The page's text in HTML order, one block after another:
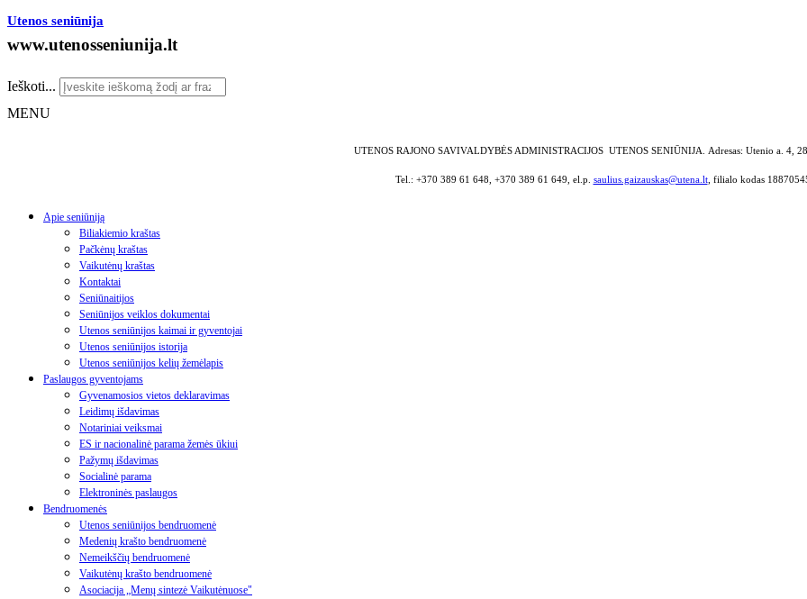
Utenos seniūnija
www.utenosseniunija.lt
Ieškoti...
MENU
UTENOS RAJONO SAVIVALDYBĖS ADMINISTRACIJOS UTENOS SENIŪNIJA. Adresas: Utenio a. 4,
Tel.: +370 389 61 648, +370 389 61 649, el.p. saulius.gaizauskas@utena.lt, filialo kodas
Apie seniūniją
Biliakiemio kraštas
Pačkėnų kraštas
Vaikutėnų kraštas
Kontaktai
Seniūnaitijos
Seniūnijos veiklos dokumentai
Utenos seniūnijos kaimai ir gyventojai
Utenos seniūnijos istorija
Utenos seniūnijos kelių žemėlapis
Paslaugos gyventojams
Gyvenamosios vietos deklaravimas
Leidimų išdavimas
Notariniai veiksmai
ES ir nacionalinė parama žemės ūkiui
Pažymų išdavimas
Socialinė parama
Elektroninės paslaugos
Bendruomenės
Utenos seniūnijos bendruomenė
Medenių krašto bendruomenė
Nemeikščių bendruomenė
Vaikutėnų krašto bendruomenė
Asociacija „Menų sintezė Vaikutėnuose"